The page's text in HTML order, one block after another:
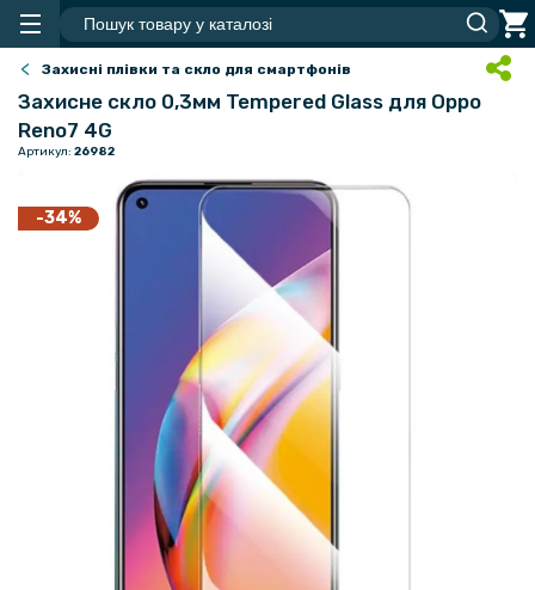
Захисні плівки та скло для смартфонів
Захисне скло 0,3мм Tempered Glass для Oppo
Reno7 4G
Артикул: 26982
-34%